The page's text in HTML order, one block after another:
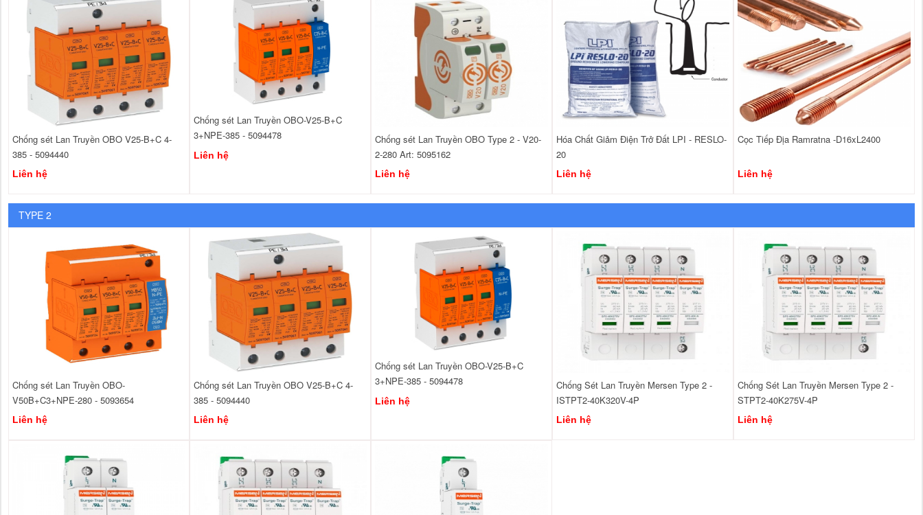
Chống sét Lan Truyền OBO V25-B+C 4-
385 - 5094440
Liên hệ
Chống sét Lan Truyền OBO-V25-B+C
3+NPE-385 - 5094478
Liên hệ
Chống sét Lan Truyền OBO Type 2 - V20-
2-280 Art: 5095162
Liên hệ
Hóa Chất Giảm Điện Trở Đất LPI - RESLO-
20
Liên hệ
Cọc Tiếp Địa Ramratna -D16xL2400
Liên hệ
TYPE 2
Chống sét Lan Truyền OBO-
V50B+C3+NPE-280 - 5093654
Liên hệ
Chống sét Lan Truyền OBO V25-B+C 4-
385 - 5094440
Liên hệ
Chống sét Lan Truyền OBO-V25-B+C
3+NPE-385 - 5094478
Liên hệ
Chống Sét Lan Truyền Mersen Type 2 -
ISTPT2-40K320V-4P
Liên hệ
Chống Sét Lan Truyền Mersen Type 2 -
STPT2-40K275V-4P
Liên hệ